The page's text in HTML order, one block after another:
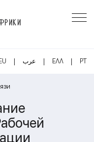
| عرب | ΕΛΛ | PT